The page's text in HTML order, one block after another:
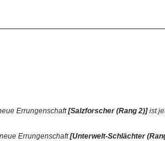
Errungenschaft[Salzforscher (Rang 2)]ist
Errungenschaft[Unterwelt-Schlächter